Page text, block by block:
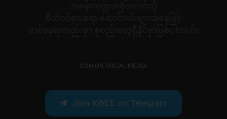
JOIN ON SOCIAL MEDIA
Join KWEE on Telegram